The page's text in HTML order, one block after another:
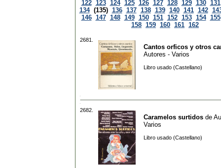
122 123 124 125 126 127 128 129 130 131
134 (135) 136 137 138 139 140 141 142
146 147 148 149 150 151 152 153 154 155
158 159 160 161 162
2681.
Cantos orficos y otros
Autores - Varios
Libro usado (Castellano)
2682.
Caramelos surtidos de
Varios
Libro usado (Castellano)